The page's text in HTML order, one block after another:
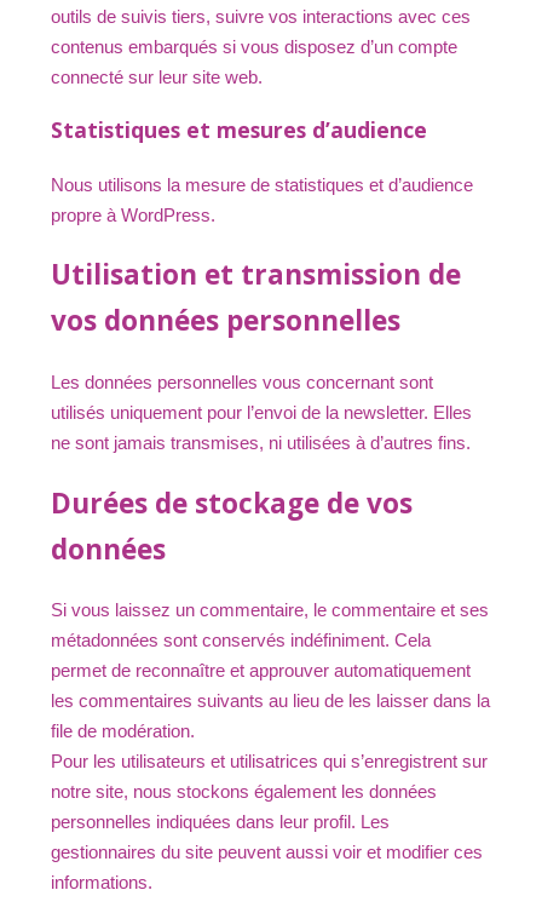
outils de suivis tiers, suivre vos interactions avec ces
contenus embarqués si vous disposez d’un compte
connecté sur leur site web.
Statistiques et mesures d’audience
Nous utilisons la mesure de statistiques et d’audience
propre à WordPress.
Utilisation et transmission de
vos données personnelles
Les données personnelles vous concernant sont
utilisés uniquement pour l’envoi de la newsletter. Elles
ne sont jamais transmises, ni utilisées à d’autres fins.
Durées de stockage de vos
données
Si vous laissez un commentaire, le commentaire et ses
métadonnées sont conservés indéfiniment. Cela
permet de reconnaître et approuver automatiquement
les commentaires suivants au lieu de les laisser dans la
file de modération.
Pour les utilisateurs et utilisatrices qui s’enregistrent sur
notre site, nous stockons également les données
personnelles indiquées dans leur profil. Les
gestionnaires du site peuvent aussi voir et modifier ces
informations.